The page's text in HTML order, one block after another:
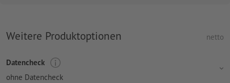
Weitere Produktoptionen netto
Datencheck
ohne Datencheck